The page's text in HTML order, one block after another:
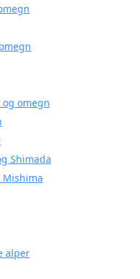
omegn
Shimada
Mishima
alper